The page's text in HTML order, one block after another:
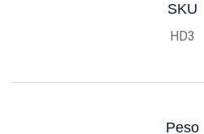
SKU
HD3
Peso